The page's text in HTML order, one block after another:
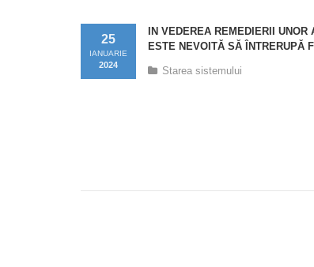
IN VEDEREA REMEDIERII UNOR
ESTE NEVOITĂ SĂ ÎNTRERUPĂ
25
IANUARIE
2024 Starea sistemului